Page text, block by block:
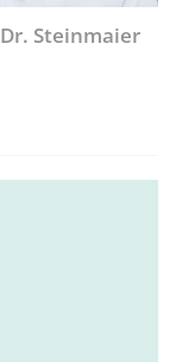
Steinmaier